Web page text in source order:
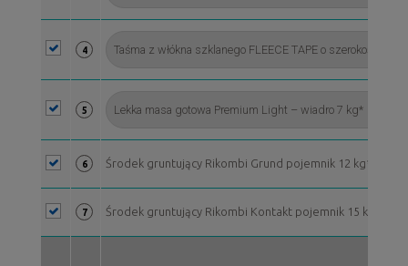
4
5
6 Środek gruntujący Rikombi Grund pojemnik 12 kg**
7 Środek gruntujący Rikombi Kontakt pojemnik 15 kg**